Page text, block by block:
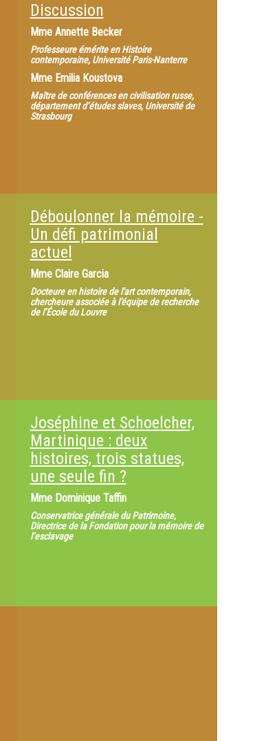
Discussion
Mme Annette Becker
Professeure émérite en Histoire
contemporaine, Université Paris-Nanterre
Mme Emilia Koustova
Maître de conférences en civilisation russe,
département d’études slaves, Université de
Strasbourg
Déboulonner la mémoire -
Un défi patrimonial
actuel
Mme Claire Garcia
Docteure en histoire de l'art contemporain,
chercheure associée à l'équipe de recherche
de l’École du Louvre
Joséphine et Schoelcher,
Martinique : deux
histoires, trois statues,
une seule fin ?
Mme Dominique Taffin
Conservatrice générale du Patrimoine,
Directrice de la Fondation pour la mémoire de
l’esclavage